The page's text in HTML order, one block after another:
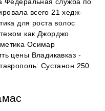
Федеральная служба по
всего 21 хедж-
для роста волос
как Джорджо
Осимар
цены Владикавказ -
Сустанон 250